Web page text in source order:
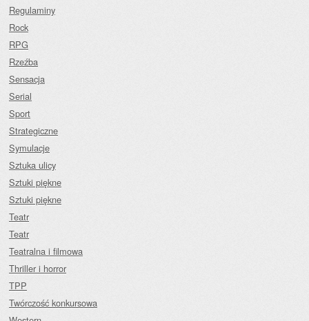
Regulaminy
Rock
RPG
Rzeźba
Sensacja
Serial
Sport
Strategiczne
Symulacje
Sztuka ulicy
Sztuki piękne
Sztuki piękne
Teatr
Teatr
Teatralna i filmowa
Thriller i horror
TPP
Twórczość konkursowa